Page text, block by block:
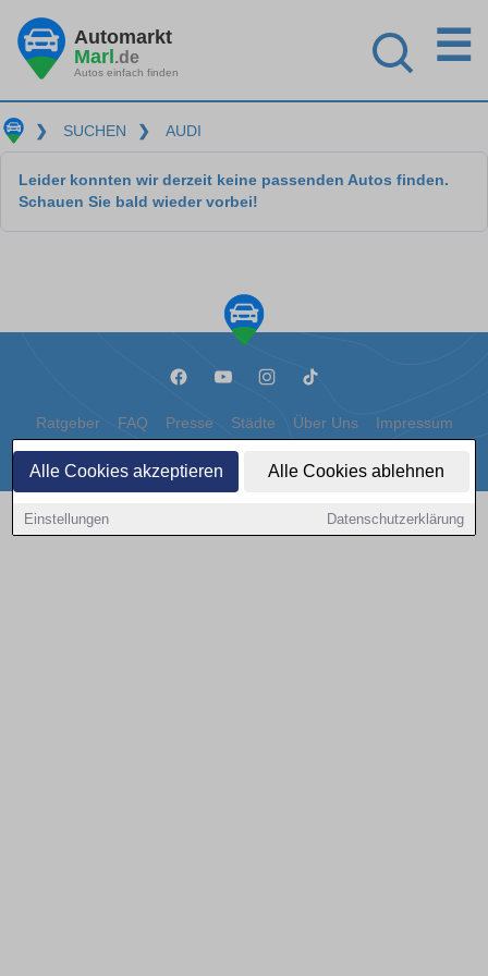
Alle Cookies akzeptieren Alle Cookies ablehnen
Einstellungen Datenschutzerklärung
Automarkt
Marl.de
Autos einfach finden
☰
❯ SUCHEN ❯ AUDI
Leider konnten wir derzeit keine passenden Autos finden.
Schauen Sie bald wieder vorbei!
Ratgeber FAQ Presse Städte Über Uns Impressum
Datenschutz Cookies
Copyright © 2000 - 2026 | 1A Infosysteme GmbH | Content by: 1a-sites-autos